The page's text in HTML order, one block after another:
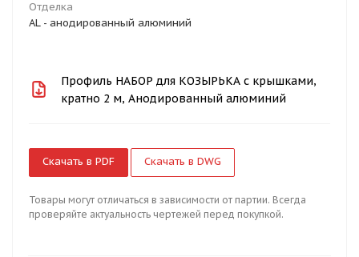
Отделка
AL - анодированный алюминий
Профиль НАБОР для КОЗЫРЬКА с крышками,
кратно 2 м, Анодированный алюминий
Скачать в PDF Скачать в DWG
Товары могут отличаться в зависимости от партии. Всегда
проверяйте актуальность чертежей перед покупкой.